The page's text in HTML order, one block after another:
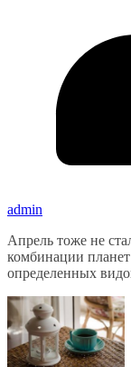
admin
Апрель тоже не
комбинации
определенных